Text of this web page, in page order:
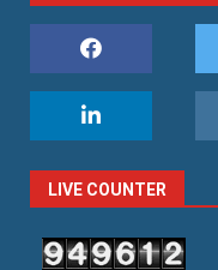
LIVE COUNTER